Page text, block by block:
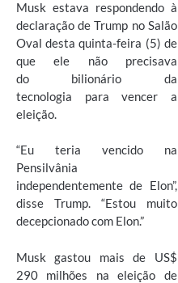
Musk estava respondendo à
declaração de Trump no Salão
Oval desta quinta-feira (5) de
que ele não precisava
do bilionário da
tecnologia para vencer a
eleição.
“Eu teria vencido na
Pensilvânia
independentemente de Elon”,
disse Trump. “Estou muito
decepcionado com Elon.”
Musk gastou mais de US$
290 milhões na eleição de